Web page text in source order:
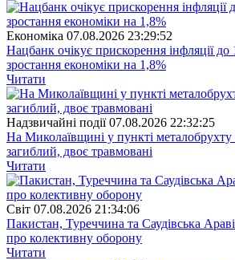
Економіка 07.08.2026 23:29:52
Нацбанк очікує прискорення інфляції до
зростання економіки на 1,8%
Читати
Надзвичайні події 07.08.2026 22:32:25
На Миколаївщині у пункті металобрухту
загиблий, двоє травмовані
Читати
Свiт 07.08.2026 21:34:06
Пакистан, Туреччина та Саудівська
про колективну оборону
Читати